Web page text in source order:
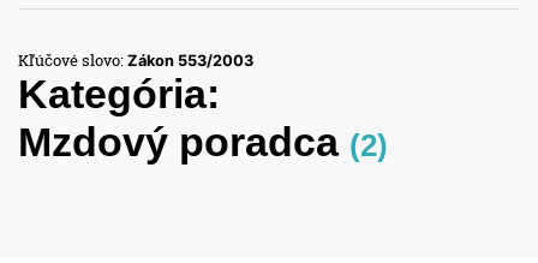
Kľúčové slovo: Zákon 553/2003
Kategória:
Mzdový poradca (2)